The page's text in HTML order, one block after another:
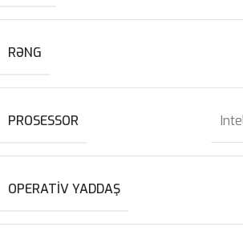
RƏNG
PROSESSOR
OPERATIV YADDAŞ